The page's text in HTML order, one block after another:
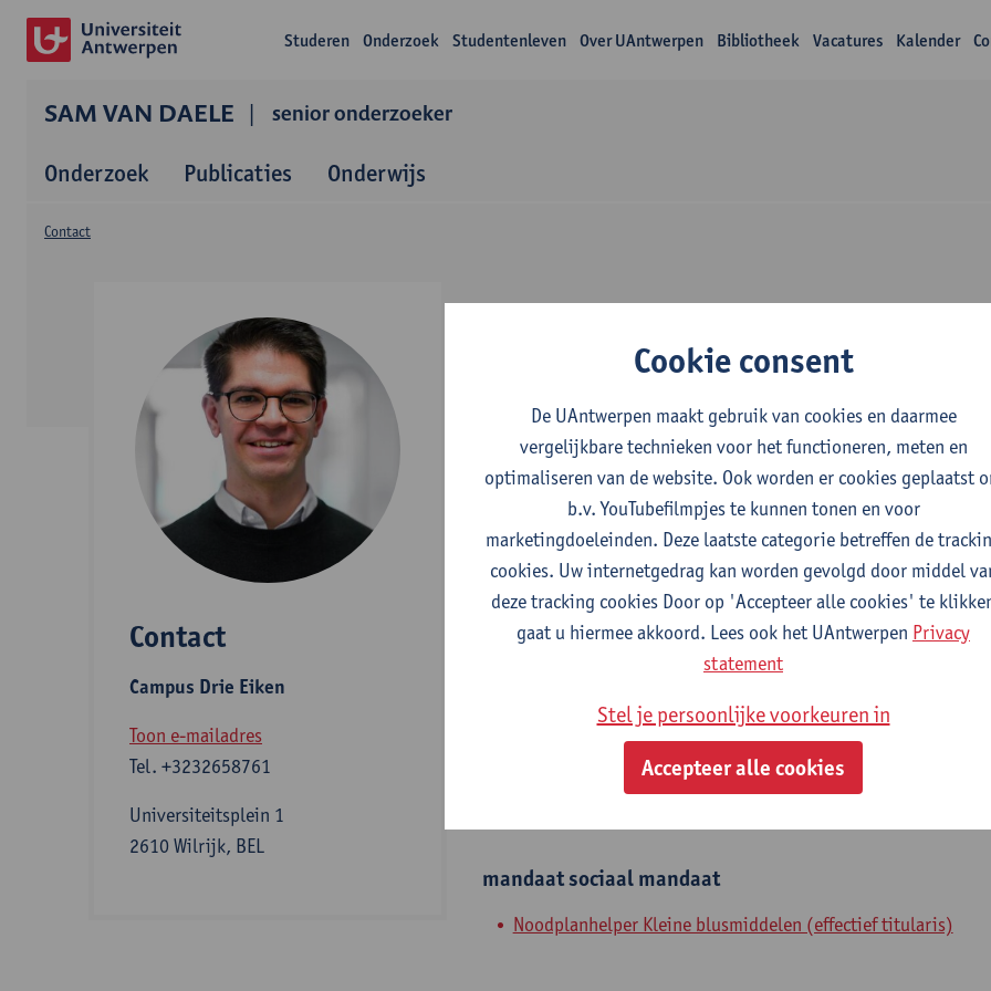
Studeren Onderzoek Studentenleven Over UAntwerpen Bibliotheek Vacatures Kalender
SAM VAN DAELE senior onderzoeker
Onderzoek Publicaties Onderwijs
Over Sam Van Daele
Contact
Contact
Campus Drie Eiken
Toon e-mailadres
Tel. +3232658761
Universiteitsplein 1
2610 Wilrijk, BEL
Afdeling
Departement Biochemische en Chemische Technologie
Statuut & functies
Bijzonder academisch personeel
senior onderzoeker
mandaatsociaal mandaat
Noodplanhelper Kleine blusmiddelen (effectief titularis)
Cookie consent
De UAntwerpen maakt gebruik van cookies en daarmee
vergelijkbare technieken voor het functioneren, meten en
optimaliseren van de website. Ook worden er cookies geplaatst
b.v. YouTubefilmpjes te kunnen tonen en voor
marketingdoeleinden. Deze laatste categorie betreffen de
cookies. Uw internetgedrag kan worden gevolgd door middel
deze tracking cookies Door op 'Accepteer alle cookies' te
gaat u hiermee akkoord. Lees ook het UAntwerpen Privacy
statement
Stel je persoonlijke voorkeuren in
Accepteer alle cookies